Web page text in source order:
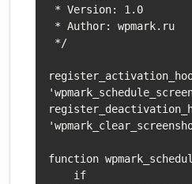
function